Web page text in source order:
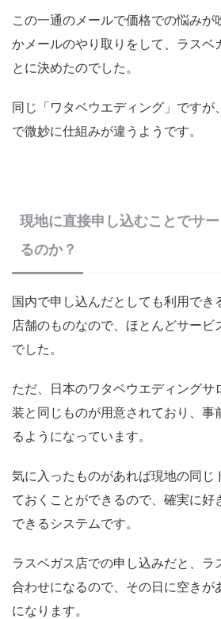
この一通のメールで価格での悩みが
かメールのやり取りをして、ラスベ
とに決めたのでした。
同じ「ワタベウエディング」ですが
で微妙に仕組みが違うようです。
現地に直接申し込むことでサ
るのか？
国内で申し込んだとしても利用でき
店舗のものなので、ほとんどサービ
でした。
ただ、日本のワタベウエディングサ
装と同じものが用意されており、事
るようになっています。
気に入ったものがあれば現地の同じ
ておくことができるので、確実に好
できるシステムです。
ラスベガス店での申し込みだと、ラ
合わせになるので、その日に空きが
になります。